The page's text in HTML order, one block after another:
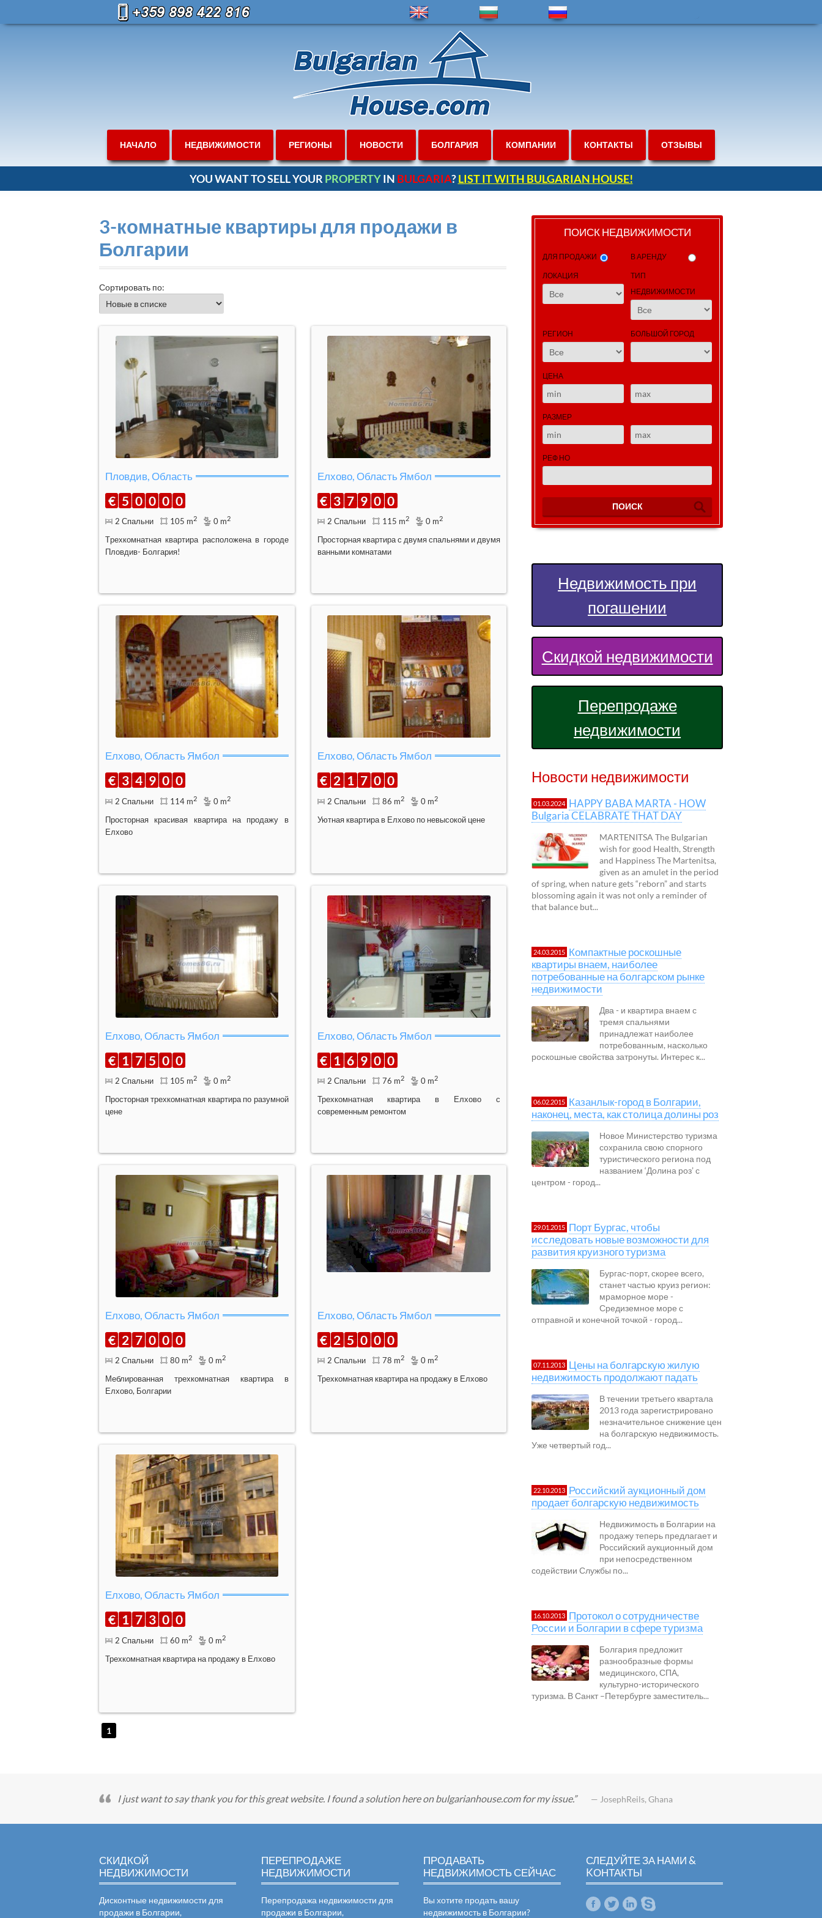
НАЧАЛО НЕДВИЖИМОСТИ РЕГИОНЫ НОВОСТИ БОЛГАРИЯ КОМПАНИИ КОНТАКТЫ ОТЗЫВЫ
YOU WANT TO SELL YOUR PROPERTYIN BULGARIA?LIST IT WITH BULGARIAN HOUSE!
3-комнатные квартиры для продажи в
Болгарии
Сортировать по:
Пловдив, Область
€ 5 0 0 0 0
2 Спальни 105 m2 0 m2
Tрехкомнатная квартира расположена в городе
Пловдив- Болгария!
Елхово, Область Ямбол
€ 3 7 9 0 0
2 Спальни 115 m2 0 m2
Просторная квартира с двумя спальнями и двумя
ванными комнатами
Елхово, Область Ямбол
€ 3 4 9 0 0
2 Спальни 114 m2 0 m2
Просторная красивая квартира на продажу в
Елхово
Елхово, Область Ямбол
€ 2 1 7 0 0
2 Спальни 86 m2 0 m2
Уютная квартира в Елхово по невысокой цене
Елхово, Область Ямбол
€ 1 7 5 0 0
2 Спальни 105 m2 0 m2
Просторная трехкомнатная квартира по разумной
цене
Елхово, Область Ямбол
€ 1 6 9 0 0
2 Спальни 76 m2 0 m2
Трехкомнатная квартира в Елхово с
современным ремонтом
Елхово, Область Ямбол
€ 2 7 0 0 0
2 Спальни 80 m2 0 m2
Меблированная трехкомнатная квартира в
Елхово, Болгарии
Елхово, Область Ямбол
€ 2 5 0 0 0
2 Спальни 78 m2 0 m2
Трехкомнатная квартира на продажу в Елхово
Елхово, Область Ямбол
€ 1 7 3 0 0
2 Спальни 60 m2 0 m2
Трехкомнатная квартира на продажу в Елхово
1
ПОИСК НЕДВИЖИМОСТИ
ДЛЯ ПРОДАЖИ В АРЕНДУ
ЛОКАЦИЯ
ТИП
НЕДВИЖИМОСТИ
РЕГИОН БОЛЬШОЙ ГОРОД
ЦЕНА
РАЗМЕР
РЕФ НО
ПОИСК
Недвижимость при
погашении
Скидкой недвижимости
Перепродаже
недвижимости
Новости недвижимости
01.03.2024 HAPPY BABA MARTA - HOW
Bulgaria CELABRATE THAT DAY
MARTENITSA The Bulgarian
wish for good Health, Strength
and Happiness The Martenitsa,
given as an amulet in the period
of spring, when nature gets “reborn” and starts
blossoming again it was not only a reminder of
that balance but...
24.03.2015 Компактные роскошные
квартиры внаем, наиболее
потребованные на болгарском рынке
недвижимости
Два - и квартира внаем с
тремя спальнями
принадлежат наиболее
потребованным, насколько
роскошные свойства затронуты. Интерес к...
06.02.2015 Казанлык-город в Болгарии,
наконец, места, как столица долины роз
Новое Министерство туризма
сохранила свою спорного
туристического региона под
названием ‘Долина роз’ с
центром - город...
29.01.2015 Порт Бургас, чтобы
исследовать новые возможности для
развития круизного туризма
Бургас-порт, скорее всего,
станет частью круиз регион:
мраморное море -
Средиземное море с
отправной и конечной точкой - город...
07.11.2013 Цены на болгарскую жилую
недвижимость продолжают падать
В течении третьего квартала
2013 года зарегистрировано
незначительное снижение цен
на болгарскую недвижимость.
Уже четвертый год...
22.10.2013 Российский аукционный дом
продает болгарскую недвижимость
Недвижимость в Болгарии на
продажу теперь предлагает и
Российский аукционный дом
при непосредственном
содействии Службы по...
16.10.2013 Протокол о сотрудничестве
России и Болгарии в сфере туризма
Болгария предложит
разнообразные формы
медицинского, СПА,
культурно-исторического
туризма. В Санкт –Петербурге заместитель...
I just want to say thank you for this great website. I found a solution here on bulgarianhouse.com for my issue. — JosephReils, Ghana
СКИДКОЙ
НЕДВИЖИМОСТИ
Дисконтные недвижимости для
продажи в Болгарии,
ПЕРЕПРОДАЖЕ
НЕДВИЖИМОСТИ
Перепродажа недвижимости для
продажи в Болгарии,
ПРОДАВАТЬ
НЕДВИЖИМОСТЬ СЕЙЧАС
Вы хотите продать вашу
недвижимость в Болгарии?
СЛЕДУЙТЕ ЗА НАМИ &
KОНТАКТЫ